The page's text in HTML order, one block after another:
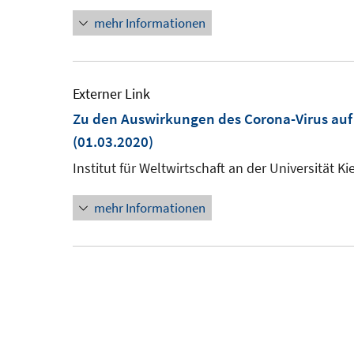
mehr Informationen
Externer Link
Zu den Auswirkungen des Corona-Virus
(01.03.2020)
Institut für Weltwirtschaft an der Universität
mehr Informationen